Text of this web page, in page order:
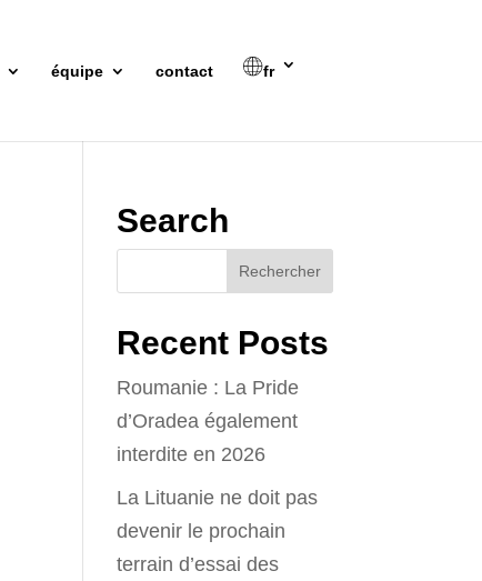
équipe contact fr
Search
Recent Posts
Roumanie : La Pride
d’Oradea également
interdite en 2026
La Lituanie ne doit pas
devenir le prochain
terrain d’essai des